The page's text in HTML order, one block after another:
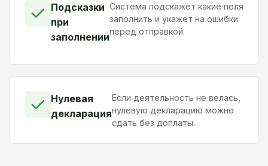
✓ Подсказки
при
заполнении
Система подскажет какие поля
заполнить и укажет на ошибки
перед отправкой.
✓ Нулевая
декларация
Если деятельность не велась,
нулевую декларацию можно
сдать без доплаты.